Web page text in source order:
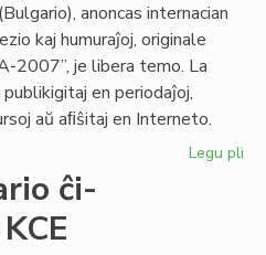
anoncas internacian
kaj humuraĵoj, originale
2007”, je libera temo. La
en periodaĵoj,
aŭ aﬁŝitaj en Interneto.
Legu pli
ĉi-